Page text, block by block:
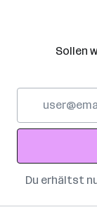
Sollen
Adresse
Du erhältst